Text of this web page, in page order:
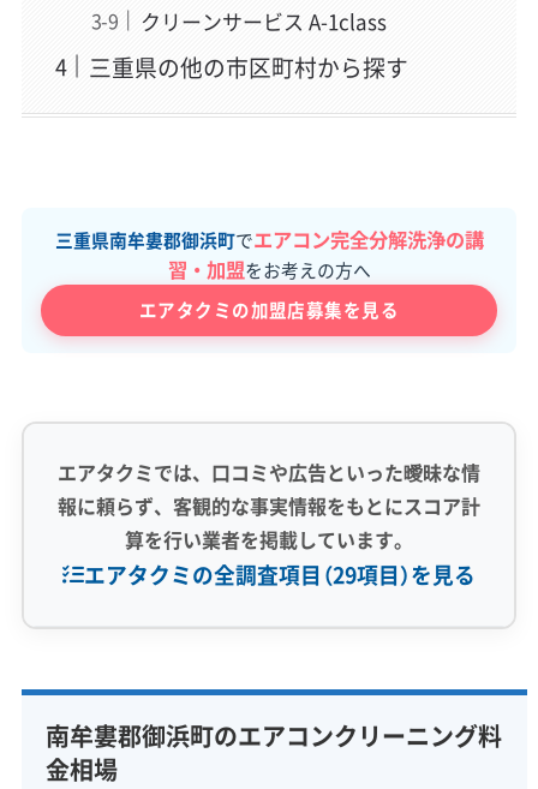
クリーンサービス A-1class
三重県の他の市区町村から探す
三重県南牟婁郡御浜町でエアコン完全分解洗浄の講
習・加盟をお考えの方へ
エアタクミの加盟店募集を見る
エアタクミでは、口コミや広告といった曖昧な情
報に頼らず、客観的な事実情報をもとにスコア計
算を行い業者を掲載しています。
エアタクミの全調査項目（29項目）を見る
完全分解洗浄 部分クリーニング
実績10年以上
資格保有スタッフ
南牟婁郡御浜町のエアコンクリーニング料
金相場